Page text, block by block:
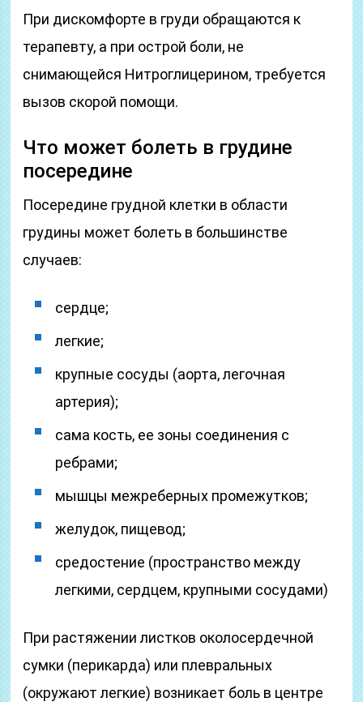
При дискомфорте в груди обращаются к
терапевту, а при острой боли, не
снимающейся Нитроглицерином, требуется
вызов скорой помощи.
Что может болеть в грудине
посередине
Посередине грудной клетки в области
грудины может болеть в большинстве
случаев:
сердце;
легкие;
крупные сосуды (аорта, легочная
артерия);
сама кость, ее зоны соединения с
ребрами;
мышцы межреберных промежутков;
желудок, пищевод;
средостение (пространство между
легкими, сердцем, крупными сосудами)
При растяжении листков околосердечной
сумки (перикарда) или плевральных
(окружают легкие) возникает боль в центре